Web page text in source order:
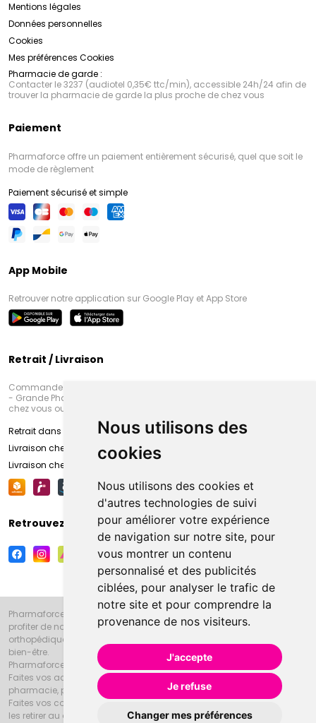
Nous utilisons des
cookies
Nous utilisons des cookies et
d'autres technologies de suivi
pour améliorer votre expérience
de navigation sur notre site, pour
vous montrer un contenu
personnalisé et des publicités
ciblées, pour analyser le trafic de
notre site et pour comprendre la
provenance de nos visiteurs.
J'accepte
Je refuse
Changer mes préférences
Mentions légales
Données personnelles
Cookies
Mes préférences Cookies
Pharmacie de garde :
Contacter le 3237 (audiotel 0,35€ ttc/min), accessible 24h/24 afin de
trouver la pharmacie de garde la plus proche de chez vous
Paiement
Pharmaforce offre un paiement entièrement sécurisé, quel que soit le
mode de règlement
Paiement sécurisé et simple
App Mobile
Retrouver notre application sur Google Play et App Store
Retrait / Livraison
Commandez en ligne et venez chercher votre commande à Amiens
- Grande Pharmacie d’Amiens (Fachon) ou recevez-là rapidement
chez vous ou en point retrait
Retrait dans la pharmacie d’Amiens
Livraison chez vous
Livraison chez votre commerçant
Retrouvez-nous sur vos réseaux sociaux
Pharmaforce.fr et la Grande Pharmacie d’Amiens vous souhaitent de
profiter de notre accueil, de nos conseils pharmaceutiques,
orthopédiques, homéopathiques, parapharmaceutiques, beauté et
bien-être.
Pharmaforce.fr est le site internet de la Grande Pharmacie d’Amiens.
Faites vos achats en ligne grâce à un choix de 20000 références en
pharmacie, parapharmacie, diététique et animaux (vétérinaire).
Faites vos courses de pharmacie et parapharmacie en ligne et venez
les retirer au drive ou vous les faire livrer à domicile.